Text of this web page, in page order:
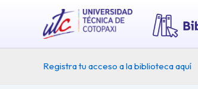
Registra tu acceso a la biblioteca aquí